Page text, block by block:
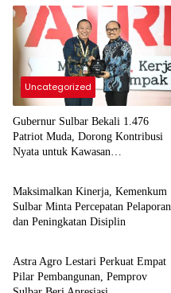
Uncategorized
Gubernur Sulbar Bekali 1.476
Patriot Muda, Dorong Kontribusi
Nyata untuk Kawasan
Uncategorized
Maksimalkan Kinerja, Kemenkum
Sulbar Minta Percepatan Pelaporan
dan Peningkatan Disiplin
Uncategorized
Astra Agro Lestari Perkuat Empat
Pilar Pembangunan, Pemprov